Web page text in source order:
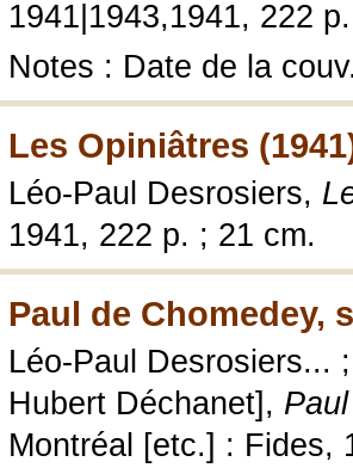
1941|1943,1941, 222
Notes : Date de la
Les Opiniâtres
Léo-Paul Desrosiers,
1941, 222 p. ; 21 cm.
Paul de Chomedey,
Léo-Paul Desrosiers...
Hubert Déchanet],
Montréal [etc.] : Fides,